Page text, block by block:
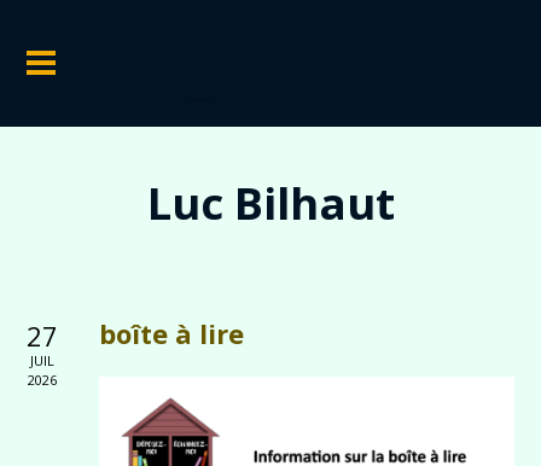
Luc Bilhaut
27
JUIL
2026
boîte à lire